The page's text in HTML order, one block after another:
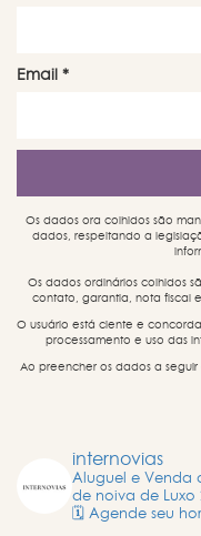
Email *
Os dados ora colhidos são
dados, respeitando a
Os dados ordinários colhidos
contato, garantia, nota fiscal
O usuário está ciente e
processamento e uso das
Ao preencher os dados a
internovias
Aluguel e Venda
de noiva de Luxo
🗓️ Agende seu